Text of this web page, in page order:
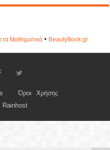
τα Μαθηματικά• ΒeautyΒook.gr
Όροι Χρήσης
Rainhost